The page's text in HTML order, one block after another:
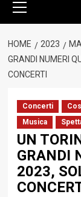
principale
HOME 2023
GRANDI NUMERI
CONCERTI
Concerti
Musica
UN
GRANDI
2023,